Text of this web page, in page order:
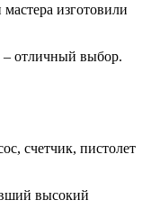
изготовили
– отличный выбор.
счетчик, пистолет
высокий